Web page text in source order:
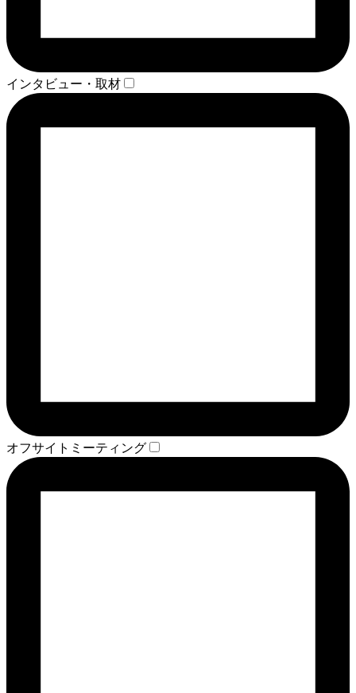
インタビュー・取材
オフサイトミーティング